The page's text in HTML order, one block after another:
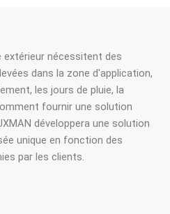
extérieur nécessitent des
dans la zone d'application,
les jours de pluie, la
fournir une solution
développera une solution
unique en fonction des
par les clients.